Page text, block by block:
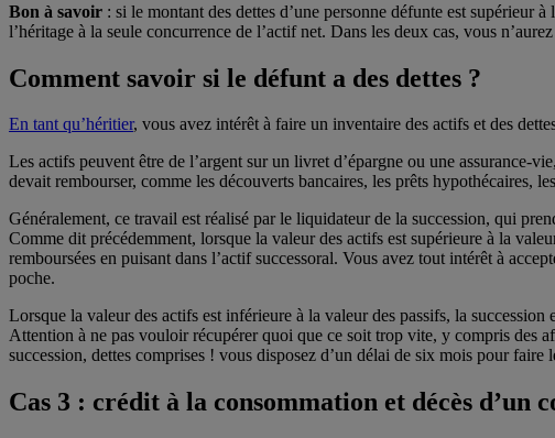
Bon à savoir : si le montant des dettes d’une personne défunte est supérieur
l’héritage à la seule concurrence de l’actif net. Dans les deux cas, vous
Comment savoir si le défunt a des dettes ?
En tant qu’héritier, vous avez intérêt à faire un inventaire des actifs et des
Les actifs peuvent être de l’argent sur un livret d’épargne ou une assurance-
devait rembourser, comme les découverts bancaires, les prêts hypothécaires,
Généralement, ce travail est réalisé par le liquidateur de la succession, qui
Comme dit précédemment, lorsque la valeur des actifs est supérieure à la
remboursées en puisant dans l’actif successoral. Vous avez tout intérêt à
poche.
Lorsque la valeur des actifs est inférieure à la valeur des passifs, la
Attention à ne pas vouloir récupérer quoi que ce soit trop vite, y compris des
succession, dettes comprises ! vous disposez d’un délai de six mois pour faire
Cas 3 : crédit à la consommation et décès d’un